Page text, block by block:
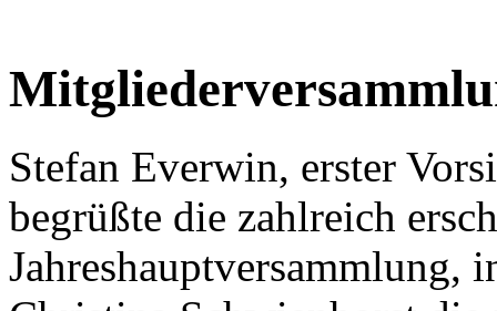
Stefan Everwin, erster
begrüßte die zahlreich
Jahreshauptversammlung,